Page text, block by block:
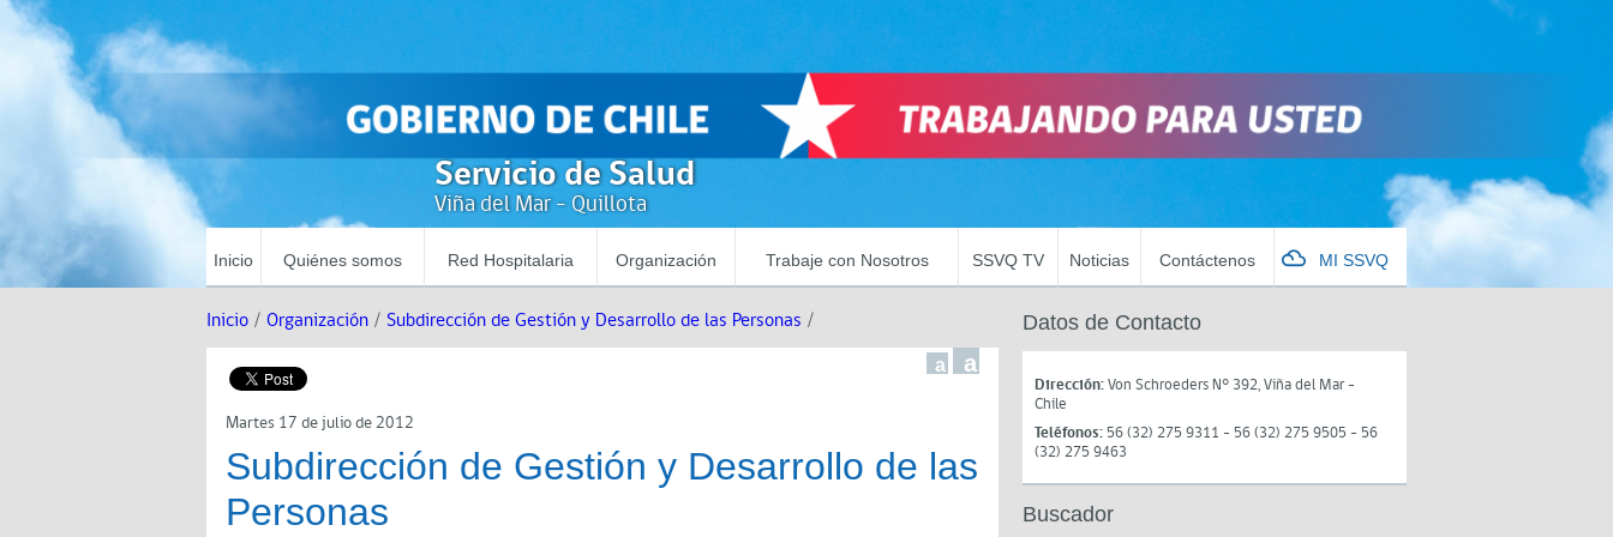
Servicio de Salud
Viña del Mar - Quillota
Inicio Quiénes somos Red Hospitalaria Organización Trabaje con Nosotros SSVQ TV Noticias Contáctenos MI SSVQ
Inicio / Organización / Subdirección de Gestión y Desarrollo de las Personas /
a a
Martes 17 de julio de 2012
Subdirección de Gestión y Desarrollo de las
Personas
Datos de Contacto
Dirección:Von Schroeders N° 392, Viña del Mar -
Chile
Teléfonos: 56 (32) 275 9311 - 56 (32) 275 9505 - 56
(32) 275 9463
Buscador